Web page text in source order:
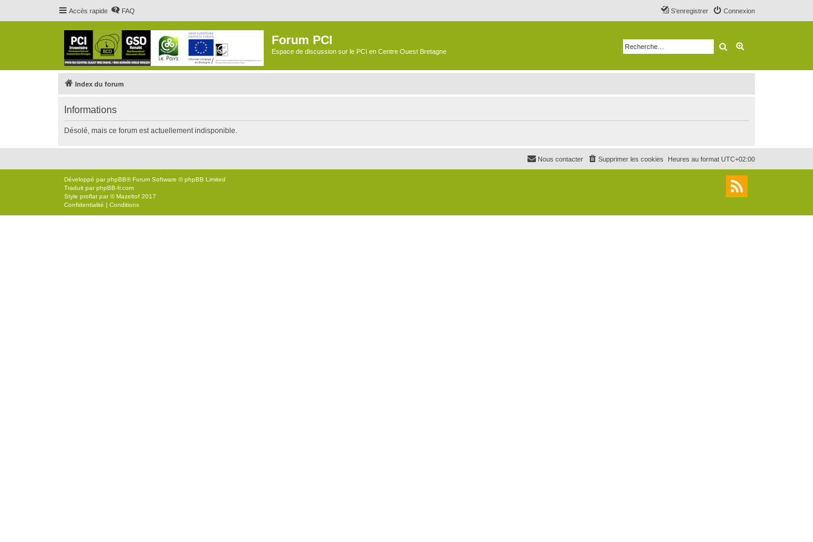
Accès rapide FAQ Connexion
S’enregistrer
Forum PCI
Espace de discussion sur le PCI en Centre Ouest Bretagne Rechercher
Index du forum
Informations
Désolé, mais ce forum est actuellement indisponible.
Heures au format UTC+02:00
Supprimer les cookies
Nous contacter
Développé parphpBB® Forum Software © phpBB Limited
Traduit parphpBB-fr.com
Style proflat par ©Mazeltof 2017
Confidentialité | Conditions